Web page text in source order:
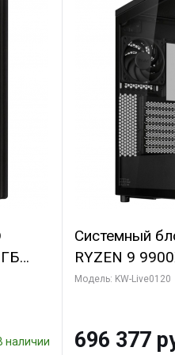
наличии
Системный
RYZEN 9
ОЗУ/ Afox
Модель: KW-Live0120
696 377